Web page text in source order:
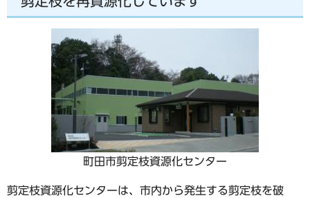
町田市剪定枝資源化センター
剪定枝資源化センターは、市内から発生する剪定枝を破